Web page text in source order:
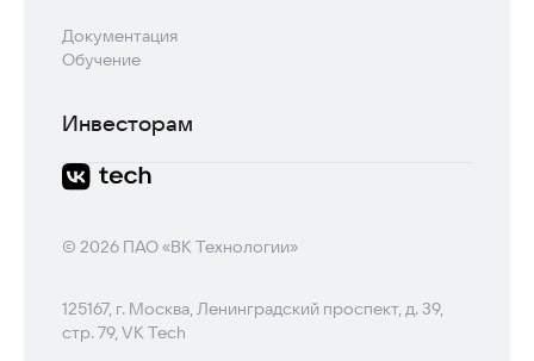
Документация
Обучение
Инвесторам
© 2026 ПАО «ВК Технологии»
125167, г. Москва, Ленинградский проспект, д. 39,
стр. 79, VK Tech